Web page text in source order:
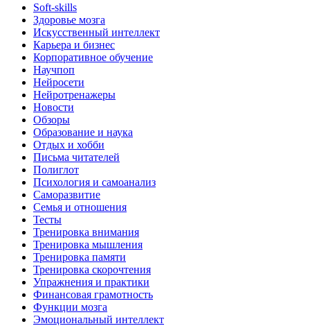
Soft-skills
Здоровье мозга
Искусственный интеллект
Карьера и бизнес
Корпоративное обучение
Научпоп
Нейросети
Нейротренажеры
Новости
Обзоры
Образование и наука
Отдых и хобби
Письма читателей
Полиглот
Психология и самоанализ
Саморазвитие
Семья и отношения
Тесты
Тренировка внимания
Тренировка мышления
Тренировка памяти
Тренировка скорочтения
Упражнения и практики
Финансовая грамотность
Функции мозга
Эмоциональный интеллект